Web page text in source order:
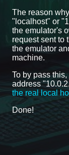
The reason
"localhost" or
the emulator's
request sent to
the emulator
machine.
To by pass
address
the real local
Done!